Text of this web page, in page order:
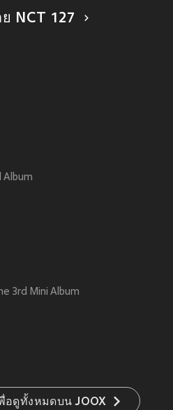
NCT 127
Album
3rd Mini Album
อดูทั้งหมดบน JOOX